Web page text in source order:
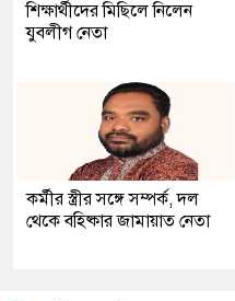
শিক্ষার্থীদের মিছিলে নিলেন
যুবলীগ নেতা
কর্মীর স্ত্রীর সঙ্গে সম্পর্ক, দল
থেকে বহিষ্কার জামায়াত নেতা